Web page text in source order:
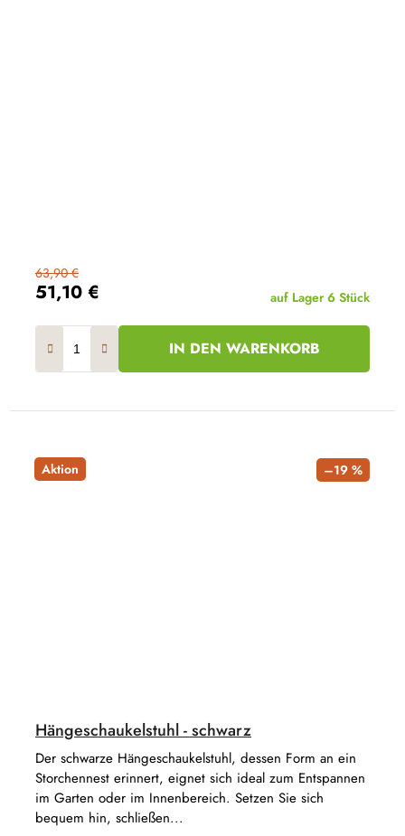
51,10 €
63,90 €
auf Lager 6 Stück
IN DEN WARENKORB
Aktion –19 %
Hängeschaukelstuhl - schwarz
Der schwarze Hängeschaukelstuhl, dessen Form an ein
Storchennest erinnert, eignet sich ideal zum Entspannen
im Garten oder im Innenbereich. Setzen Sie sich
bequem hin, schließen...